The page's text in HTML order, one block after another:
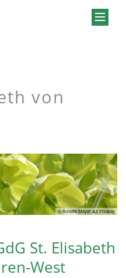
von
© Annette Meyer auf Pixabay
St. Elisabeth
West